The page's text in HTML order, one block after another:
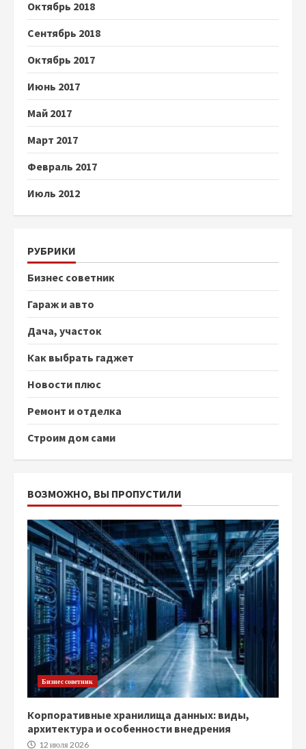
Октябрь 2018
Сентябрь 2018
Октябрь 2017
Июнь 2017
Май 2017
Март 2017
Февраль 2017
Июль 2012
РУБРИКИ
Бизнес советник
Гараж и авто
Дача, участок
Как выбрать гаджет
Новости плюс
Ремонт и отделка
Строим дом сами
ВОЗМОЖНО, ВЫ ПРОПУСТИЛИ
Бизнес советник
Корпоративные хранилища данных: виды,
архитектура и особенности внедрения
12 июля 2026